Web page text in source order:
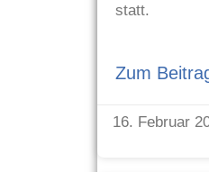
statt.
Zum
16. Februar